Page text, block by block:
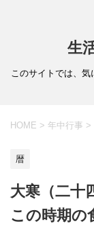
生
このサイトでは、
HOME > 年中行事 >
暦
大寒（二十
この時期の